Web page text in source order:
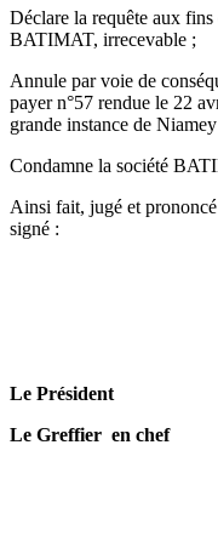
Déclare la requête aux
BATIMAT, irrecevable ;
Annule par voie de
payer n°57 rendue le 22
grande instance de
Condamne la société
Ainsi fait, jugé et
signé :
Le Président
Le Greffier en chef